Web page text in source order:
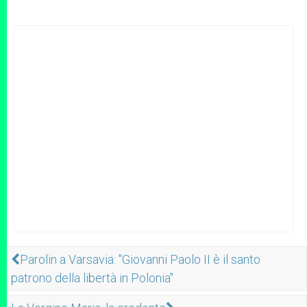
Parolin a Varsavia: "Giovanni Paolo II è il santo
patrono della libertà in Polonia"